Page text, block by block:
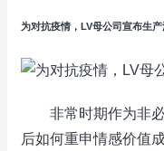
为对抗疫情，LV母公司宣布生
非常时期作为非必
后如何重申情感价值